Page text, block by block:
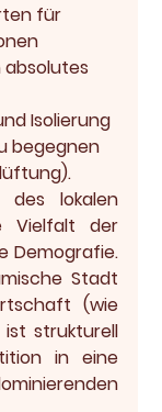
für
absolutes
Isolierung
begegnen
des lokalen
Vielfalt der
Demografie.
Stadt
(wie
ist strukturell
in eine